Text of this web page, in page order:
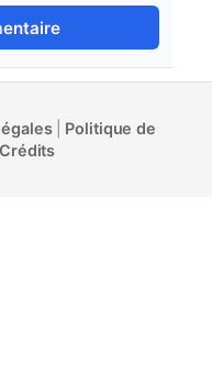
| Politique de
Crédits